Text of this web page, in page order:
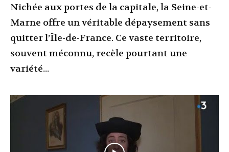
Nichée aux portes de la capitale, la Seine-et-
Marne offre un véritable dépaysement sans
quitter l’Île-de-France. Ce vaste territoire,
souvent méconnu, recèle pourtant une
variété...